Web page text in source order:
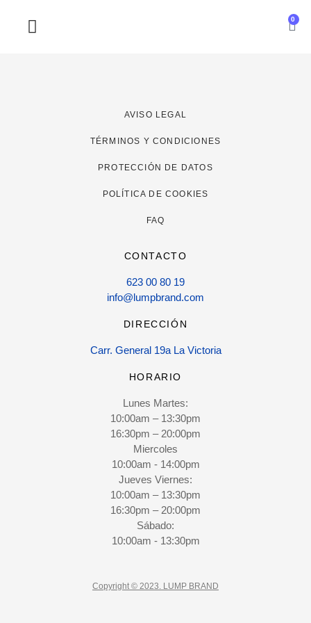
0
AVISO LEGAL
TÉRMINOS Y CONDICIONES
PROTECCIÓN DE DATOS
POLÍTICA DE COOKIES
FAQ
CONTACTO
623 00 80 19
info@lumpbrand.com
DIRECCIÓN
Carr. General 19a La Victoria
HORARIO
Lunes Martes:
10:00am – 13:30pm
16:30pm – 20:00pm
Miercoles
10:00am - 14:00pm
Jueves Viernes:
10:00am – 13:30pm
16:30pm – 20:00pm
Sábado:
10:00am - 13:30pm
Copyright © 2023. LUMP BRAND